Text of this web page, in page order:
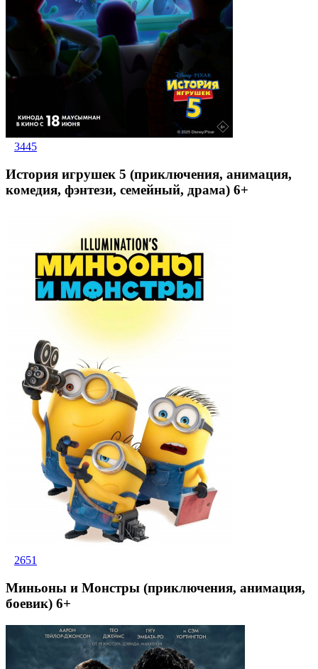
3445
История игрушек 5 (приключения, анимация,
комедия, фэнтези, семейный, драма) 6+
2651
Миньоны и Монстры (приключения, анимация,
боевик) 6+